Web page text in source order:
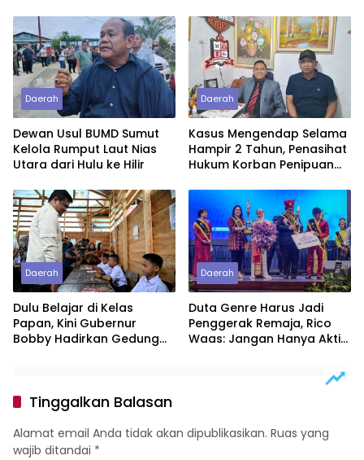
Daerah
Dewan Usul BUMD Sumut
Kelola Rumput Laut Nias
Utara dari Hulu ke Hilir
Daerah
Kasus Mengendap Selama
Hampir 2 Tahun, Penasihat
Hukum Korban Penipuan
Profesionalitas Penyidik
Polres Tebing Tinggi
Daerah
Dulu Belajar di Kelas
Papan, Kini Gubernur
Bobby Hadirkan Gedung
Daerah
Duta Genre Harus Jadi
Penggerak Remaja, Rico
Waas: Jangan Hanya Aktif
Tinggalkan Balasan
Alamat email Anda tidak akan dipublikasikan. Ruas yang
wajib ditandai *